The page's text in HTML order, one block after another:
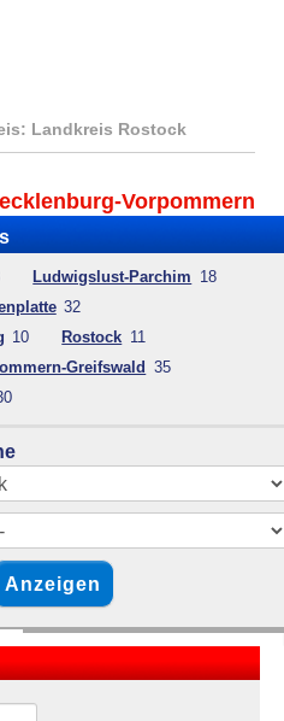
Landkreis Rostock
Vorpommern
Ludwigslust-Parchim 18
32
10 Rostock 11
Greifswald
35